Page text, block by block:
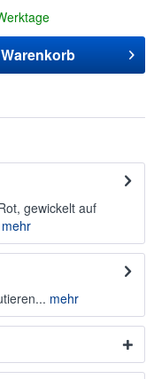
Warenkorb
gewickelt auf
mehr
mehr